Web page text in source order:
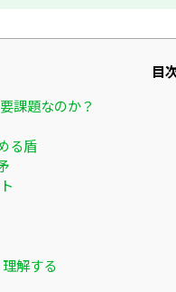
目
課題なのか？
る盾
解する